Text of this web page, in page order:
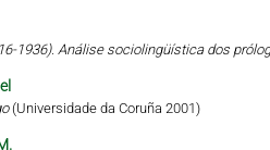
1936). Análise sociolingüística dos
(Universidade da Coruña 2001)